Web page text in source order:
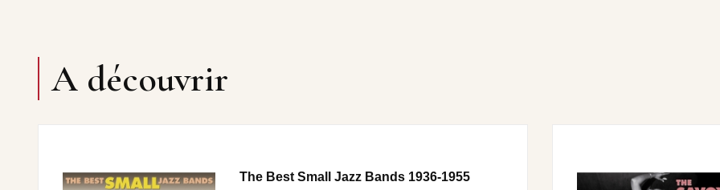
A découvrir
The Best Small Jazz Bands 1936-1955